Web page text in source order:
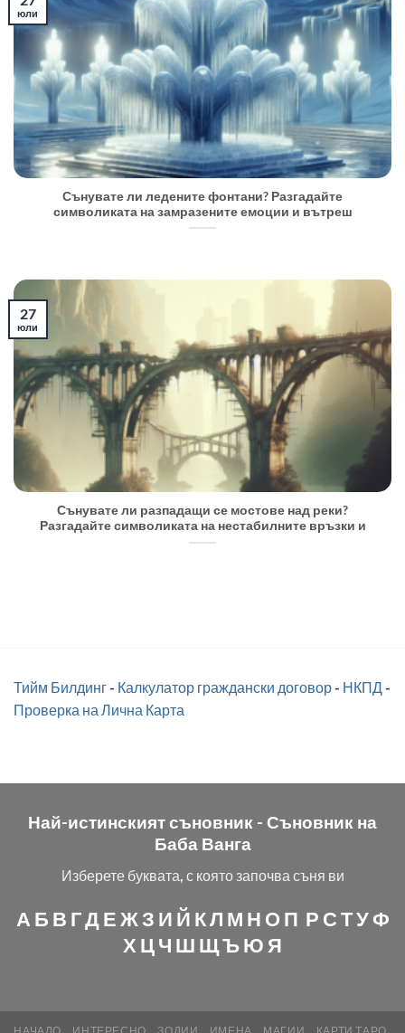
Сънувате ли ледените фонтани? Разгадайте
символиката на замразените емоции и вътреш
юли
Сънувате ли разпадащи се мостове над реки?
Разгадайте символиката на нестабилните връзки и
27
юли
Тийм Билдинг- Калкулатор граждански договор- НКПД-
Проверка на Лична Карта
Най-истинският съновник - Съновник на
Баба Ванга
Изберете буквата, с която започва съня ви
А Б В ГДЕЖЗ И Й КЛ М Н О П Р СТУФ
Х ЦЧ Ш ЩЪЮ Я